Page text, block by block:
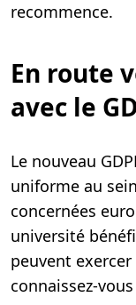
recommence.
En route
avec le
Le nouveau
uniforme au
concernées
université
peuvent
connaissez-vous